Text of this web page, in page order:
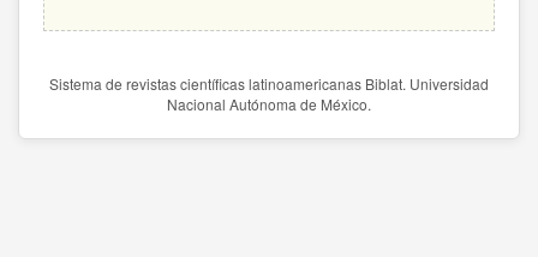
Sistema de revistas científicas latinoamericanas Biblat. Universidad
Nacional Autónoma de México.